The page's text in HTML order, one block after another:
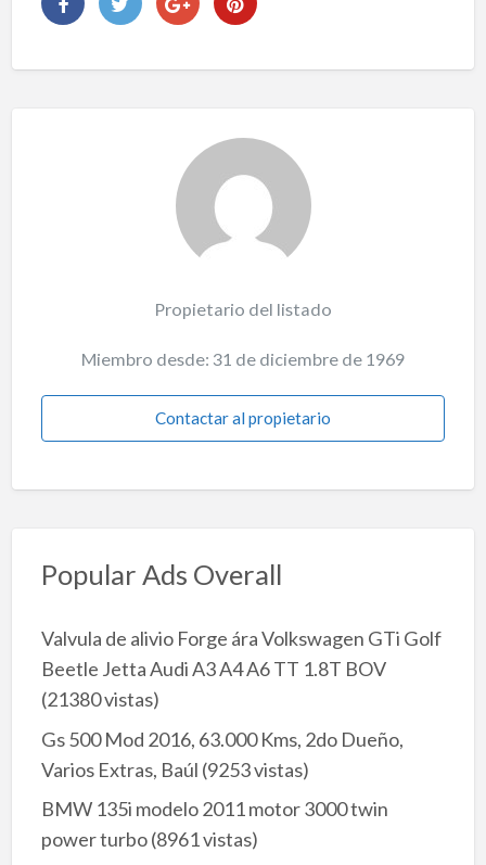
Propietario del listado
Miembro desde: 31 de diciembre de 1969
Contactar al propietario
Popular Ads Overall
Valvula de alivio Forge ára Volkswagen GTi Golf
Beetle Jetta Audi A3 A4 A6 TT 1.8T BOV
(21380 vistas)
Gs 500 Mod 2016, 63.000 Kms, 2do Dueño,
Varios Extras, Baúl (9253 vistas)
BMW 135i modelo 2011 motor 3000 twin
power turbo(8961 vistas)